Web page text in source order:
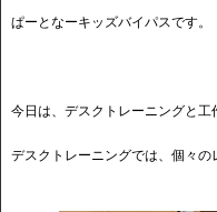
ぱーとなーキッズバイパスです。
今日は、デスクトレーニングと
デスクトレーニングでは、個々の